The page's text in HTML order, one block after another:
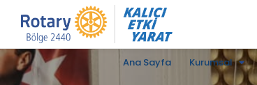
Ana Sayfa Kurumsal